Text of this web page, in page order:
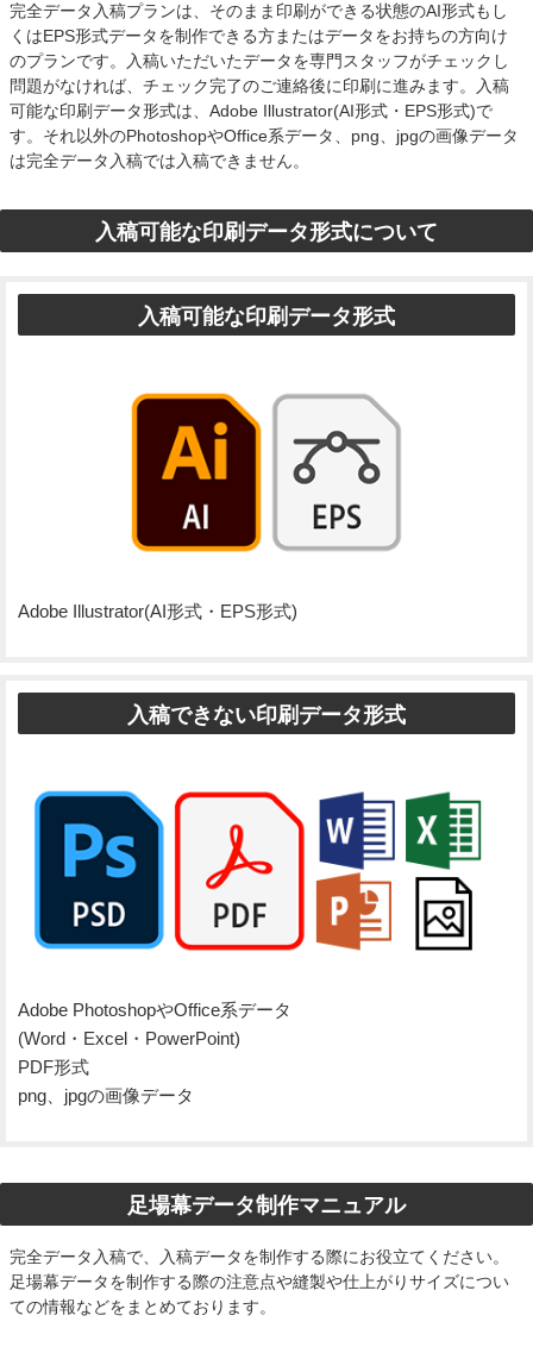
完全データ入稿プランは、そのまま印刷ができる状態のAI形式もし
くはEPS形式データを制作できる方またはデータをお持ちの方向け
のプランです。入稿いただいたデータを専門スタッフがチェックし
問題がなければ、チェック完了のご連絡後に印刷に進みます。入稿
可能な印刷データ形式は、Adobe Illustrator(AI形式・EPS形式)で
す。それ以外のPhotoshopやOffice系データ、png、jpgの画像データ
は完全データ入稿では入稿できません。
入稿可能な印刷データ形式について
入稿可能な印刷データ形式
Adobe Illustrator(AI形式・EPS形式)
入稿できない印刷データ形式
Adobe PhotoshopやOffice系データ
(Word・Excel・PowerPoint)
PDF形式
png、jpgの画像データ
足場幕データ制作マニュアル
完全データ入稿で、入稿データを制作する際にお役立てください。
足場幕データを制作する際の注意点や縫製や仕上がりサイズについ
ての情報などをまとめております。